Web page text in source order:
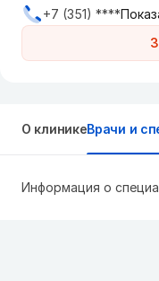
+7 (351) ****
О клиникеВрачи и
Информация о